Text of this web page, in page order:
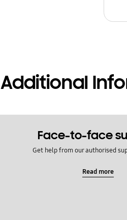
Additional
Face-to-face
Get help from our authorised
Read more